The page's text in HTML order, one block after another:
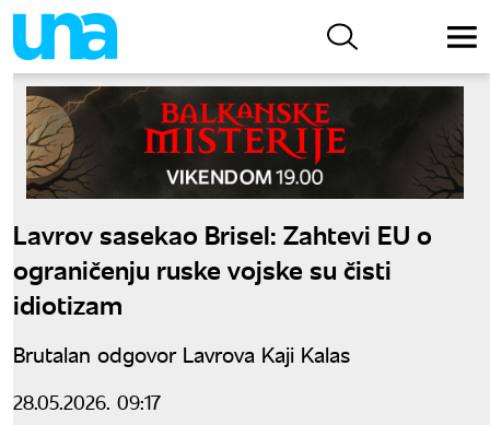
Lavrov sasekao Brisel: Zahtevi EU o
ograničenju ruske vojske su čisti
idiotizam
Brutalan odgovor Lavrova Kaji Kalas
28.05.2026. 09:17